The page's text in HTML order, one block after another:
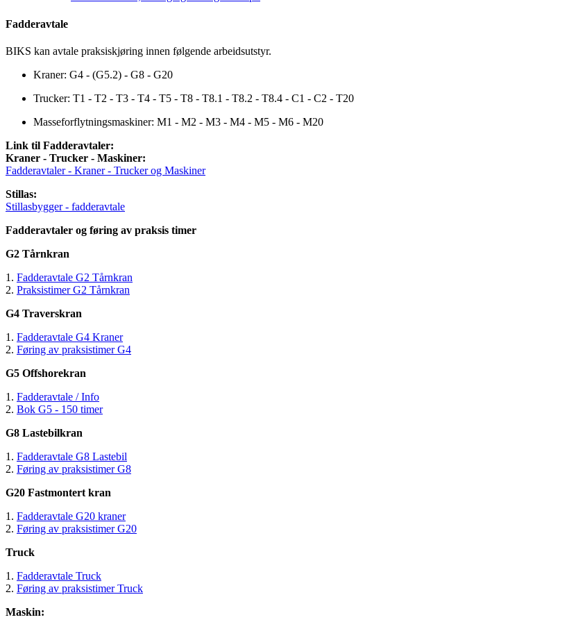
Fadderavtale
BIKS kan avtale praksiskjøring innen følgende arbeidsutstyr.
Kraner: G4 - (G5.2) - G8 - G20
Trucker: T1 - T2 - T3 - T4 - T5 - T8 - T8.1 - T8.2 - T8.4 - C1 - C2 - T20
Masseforflytningsmaskiner: M1 - M2 - M3 - M4 - M5 - M6 - M20
Link til Fadderavtaler:
Kraner - Trucker - Maskiner:
Fadderavtaler - Kraner - Trucker og Maskiner
Stillas:
Stillasbygger - fadderavtale
Fadderavtaler og føring av praksis timer
G2 Tårnkran
1. Fadderavtale G2 Tårnkran
2. Praksistimer G2 Tårnkran
G4 Traverskran
1. Fadderavtale G4 Kraner
2. Føring av praksistimer G4
G5 Offshorekran
1. Fadderavtale / Info
2. Bok G5 - 150 timer
G8 Lastebilkran
1. Fadderavtale G8 Lastebil
2. Føring av praksistimer G8
G20 Fastmontert kran
1. Fadderavtale G20 kraner
2. Føring av praksistimer G20
Truck
1. Fadderavtale Truck
2. Føring av praksistimer Truck
Maskin: